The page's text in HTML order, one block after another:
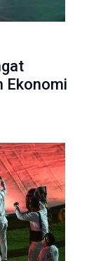
Ekonomi